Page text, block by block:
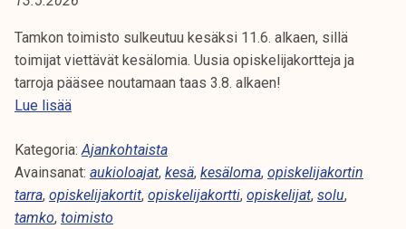
i
k
o
r
e
a
k
o
A
:
K
S
Ä
Tamkon toimisto sulkeutuu kesäksi 11.6. alkaen, sillä
toimijat viettävät kesälomia. Uusia opiskelijakortteja ja
tarroja pääsee noutamaan taas 3.8. alkaen!
Lue lisääT
m
k
o
n
Kategoria:Ajankohtaista
Avainsanat: aukioloajat, kesä, kesäloma, opiskelijakortin
tarra, opiskelijakortit, opiskelijakortti, opiskelijat, solu,
tamko, toimisto